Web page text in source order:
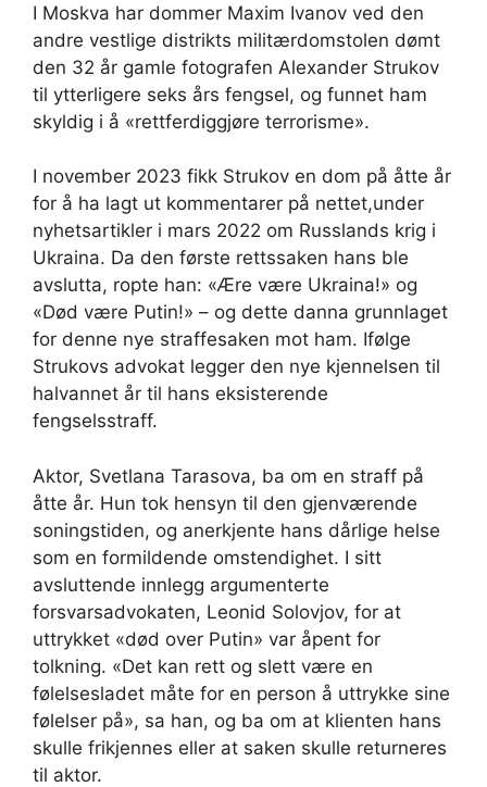
I Moskva har dommer Maxim Ivanov ved den
andre vestlige distrikts militærdomstolen dømt
den 32 år gamle fotografen Alexander Strukov
til ytterligere seks års fengsel, og funnet ham
skyldig i å «rettferdiggjøre terrorisme».
I november 2023 fikk Strukov en dom på åtte år
for å ha lagt ut kommentarer på nettet,under
nyhetsartikler i mars 2022 om Russlands krig i
Ukraina. Da den første rettssaken hans ble
avslutta, ropte han: «Ære være Ukraina!» og
«Død være Putin!» – og dette danna grunnlaget
for denne nye straffesaken mot ham. Ifølge
Strukovs advokat legger den nye kjennelsen til
halvannet år til hans eksisterende
fengselsstraff.
Aktor, Svetlana Tarasova, ba om en straff på
åtte år. Hun tok hensyn til den gjenværende
soningstiden, og anerkjente hans dårlige helse
som en formildende omstendighet. I sitt
avsluttende innlegg argumenterte
forsvarsadvokaten, Leonid Solovjov, for at
uttrykket «død over Putin» var åpent for
tolkning. «Det kan rett og slett være en
følelsesladet måte for en person å uttrykke sine
følelser på», sa han, og ba om at klienten hans
skulle frikjennes eller at saken skulle returneres
til aktor.